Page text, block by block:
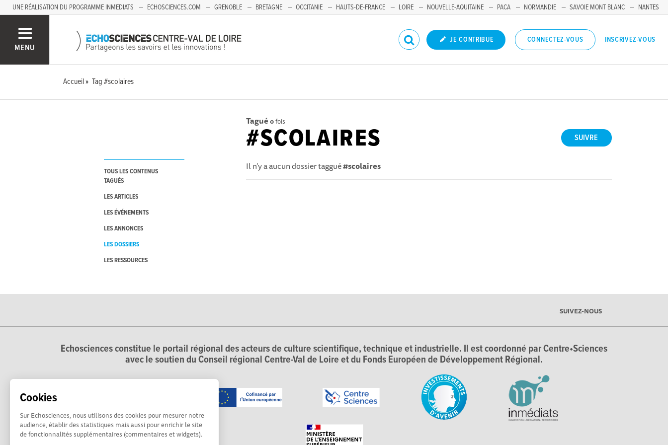
Cookies
Sur Echosciences, nous utilisons des cookies pour mesurer notre
audience, établir des statistiques mais aussi pour enrichir le site
de fonctionnalités supplémentaires (commentaires et widgets).
UNE RÉALISATION DU PROGRAMME INMEDIATS ECHOSCIENCES.COM GRENOBLE BRETAGNE OCCITANIE HAUTS-DE-FRANCE LOIRE NOUVELLE-AQUITAINE PACA NORMANDIE SAVOIE MONT BLANC
NANTES
MENU
JE CONTRIBUE CONNECTEZ-VOUS INSCRIVEZ-VOUS
Accueil Tag #scolaires
TOUS LES CONTENUS
TAGUÉS
LES ARTICLES
LES ÉVÉNEMENTS
LES ANNONCES
LES DOSSIERS
LES RESSOURCES
Tagué 0fois
SUIVRE
#SCOLAIRES
Il n'y a aucun dossier taggué#scolaires
SUIVEZ-NOUS
Echosciences constitue le portail régional des acteurs de culture scientifique, technique et industrielle. Il est coordonné par Centre•Sciences
avec le soutien du Conseil régional Centre-Val de Loire et du Fonds Européen de Développement Régional.